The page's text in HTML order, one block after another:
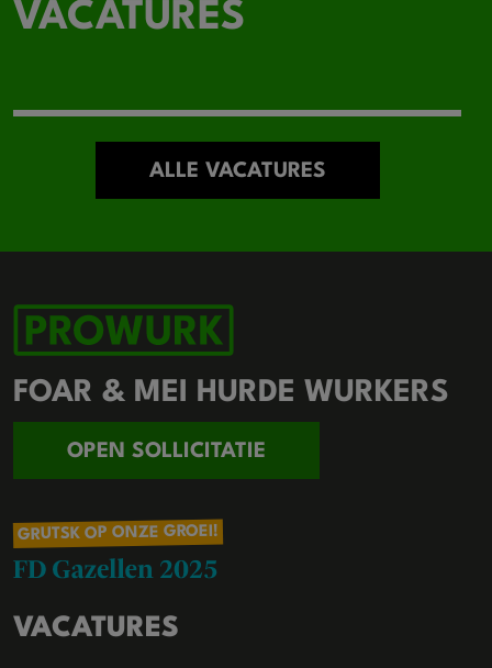
VACATURES
ALLE VACATURES
FOAR & MEI HURDE WURKERS
OPEN SOLLICITATIE
GRUTSK OP ONZE GROEI!
VACATURES